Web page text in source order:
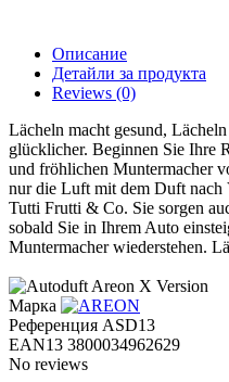
Описание
Детайли за продукта
Reviews (0)
Lächeln macht gesund,
glücklicher. Beginnen Sie Ihre
und fröhlichen Muntermacher
nur die Luft mit dem Duft
Tutti Frutti & Co. Sie sorgen
sobald Sie in Ihrem Auto
Muntermacher wiederstehen.
Марка
Референция ASD13
EAN13 3800034962629
No reviews